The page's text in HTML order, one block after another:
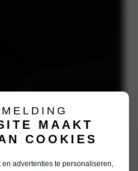
MAAKT
COOKIES
advertenties te personaliseren,